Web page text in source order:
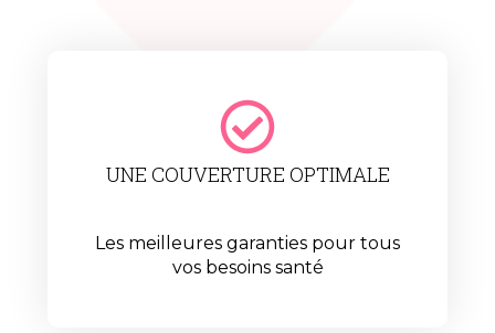
UNE COUVERTURE OPTIMALE
Les meilleures garanties pour tous
vos besoins santé